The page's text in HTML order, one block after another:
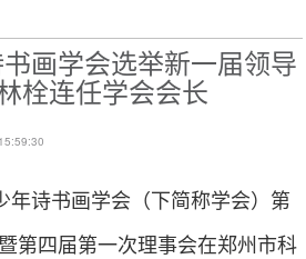
画学会选举新一届领导
栓连任学会会长
年诗书画学会（下简称学会）第
第四届第一次理事会在郑州市科